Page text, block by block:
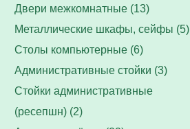
Двери межкомнатные (13)
Металлические шкафы, сейфы (5)
Столы компьютерные (6)
Административные стойки (3)
Стойки административные
(ресепшн) (2)